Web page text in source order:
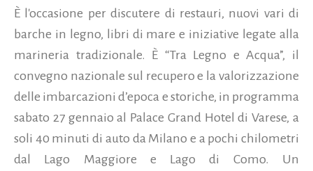
È l'occasione per discutere di restauri, nuovi vari di
barche in legno, libri di mare e iniziative legate alla
marineria tradizionale. È “Tra Legno e Acqua”, il
convegno nazionale sul recupero e la valorizzazione
delle imbarcazioni d’epoca e storiche, in programma
sabato 27 gennaio al Palace Grand Hotel di Varese, a
soli 40 minuti di auto da Milano e a pochi chilometri
dal Lago Maggiore e Lago di Como. Un